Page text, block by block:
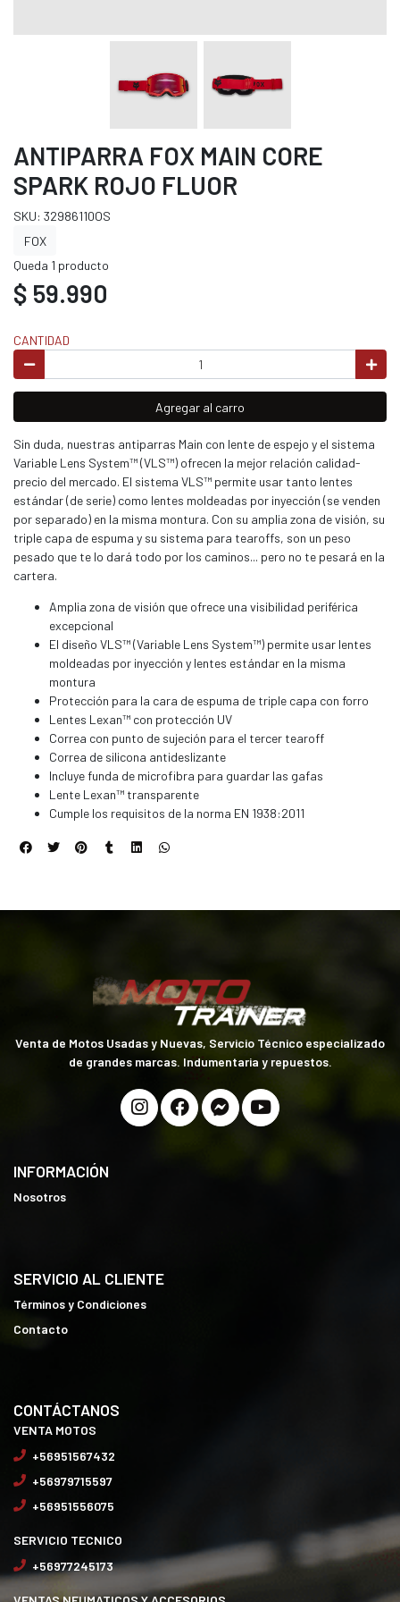
ANTIPARRA FOX MAIN CORE
SPARK ROJO FLUOR
SKU: 32986110OS
FOX
Queda 1 producto
$ 59.990
CANTIDAD
Agregar al carro
Sin duda, nuestras antiparras Main con lente de espejo y el sistema
Variable Lens System™ (VLS™) ofrecen la mejor relación calidad-
precio del mercado. El sistema VLS™ permite usar tanto lentes
estándar (de serie) como lentes moldeadas por inyección (se venden
por separado) en la misma montura. Con su amplia zona de visión, su
triple capa de espuma y su sistema para tearoffs, son un peso
pesado que te lo dará todo por los caminos... pero no te pesará en la
cartera.
Amplia zona de visión que ofrece una visibilidad periférica
excepcional
El diseño VLS™ (Variable Lens System™) permite usar lentes
moldeadas por inyección y lentes estándar en la misma
montura
Protección para la cara de espuma de triple capa con forro
Lentes Lexan™ con protección UV
Correa con punto de sujeción para el tercer tearoff
Correa de silicona antideslizante
Incluye funda de microfibra para guardar las gafas
Lente Lexan™ transparente
Cumple los requisitos de la norma EN 1938:2011
Venta de Motos Usadas y Nuevas, Servicio Técnico especializado
de grandes marcas. Indumentaria y repuestos.
INFORMACIÓN
Nosotros
SERVICIO AL CLIENTE
Términos y Condiciones
Contacto
CONTÁCTANOS
VENTA MOTOS
+56951567432
+56979715597
+56951556075
SERVICIO TECNICO
+56977245173